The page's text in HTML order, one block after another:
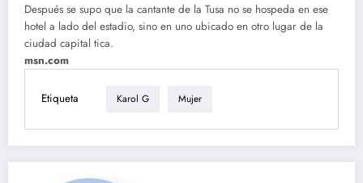
Después se supo que la cantante de la Tusa no se hospeda en ese
hotel a lado del estadio, sino en uno ubicado en otro lugar de la
ciudad capital tica.
msn.com
Etiqueta Karol G Mujer